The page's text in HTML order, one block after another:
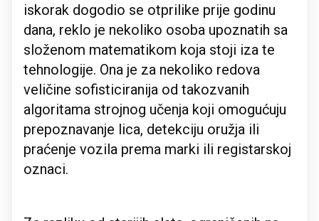
iskorak dogodio se otprilike prije godinu
dana, reklo je nekoliko osoba upoznatih sa
složenom matematikom koja stoji iza te
tehnologije. Ona je za nekoliko redova
veličine sofisticiranija od takozvanih
algoritama strojnog učenja koji omogućuju
prepoznavanje lica, detekciju oružja ili
praćenje vozila prema marki ili registarskoj
oznaci.